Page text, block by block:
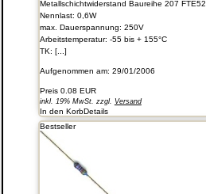
Metallschichtwiderstand Baureihe 207 FTE52
Nennlast: 0,6W
max. Dauerspannung: 250V
Arbeitstemperatur: -55 bis + 155°C
TK: [...]
Aufgenommen am: 29/01/2006
Preis 0.08 EUR
inkl. 19% MwSt. zzgl. Versand
In den KorbDetails
Bestseller